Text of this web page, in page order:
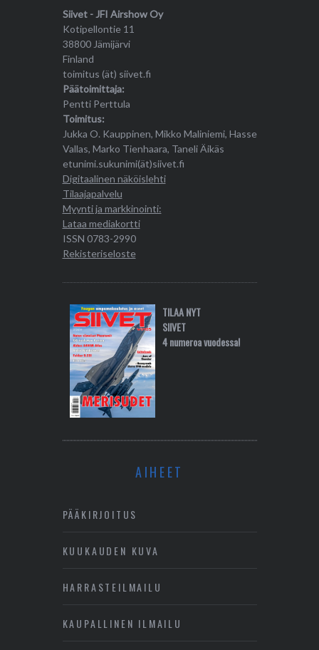
Siivet - JFI Airshow Oy
Kotipellontie 11
38800 Jämijärvi
Finland
toimitus (ät) siivet.fi
Päätoimittaja:
Pentti Perttula
Toimitus:
Jukka O. Kauppinen, Mikko Maliniemi, Hasse
Vallas, Marko Tienhaara, Taneli Äikäs
etunimi.sukunimi(ät)siivet.fi
Digitaalinen näköislehti
Tilaajapalvelu
Myynti ja markkinointi:
Lataa mediakortti
ISSN 0783-2990
Rekisteriseloste
TILAA NYT
SIIVET
4 numeroa vuodessa!
AIHEET
PÄÄKIRJOITUS
KUUKAUDEN KUVA
HARRASTEILMAILU
KAUPALLINEN ILMAILU